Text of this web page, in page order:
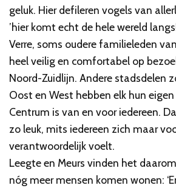
geluk. Hier defileren vogels van
’hier komt echt de hele wereld
Verre, soms oudere familieleden
heel veilig en comfortabel op
Noord-Zuidlijn. Andere stadsdelen
Oost en West hebben elk hun
Centrum is van en voor iedereen.
zo leuk, mits iedereen zich maar
verantwoordelijk voelt.
Leegte en Meurs vinden het
nóg meer mensen komen wonen: